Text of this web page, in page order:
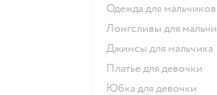
Одежда для мальчиков
Лонгсливы для
Джинсы для мальчика
Платье для девочки
Юбка для девочки